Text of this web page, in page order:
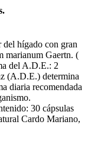
del hígado con gran
marianum Gaertn. (
del A.D.E.: 2
(A.D.E.) determina
diaria recomendada
30 cápsulas
Cardo Mariano,